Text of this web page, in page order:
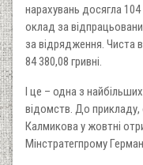
нарахувань досягла 104
оклад за
за відрядження. Чиста
84 380,08 гривні.
І це – одна з
відомств. До прикладу,
Калмикова у жовтні
Мінстратегпрому